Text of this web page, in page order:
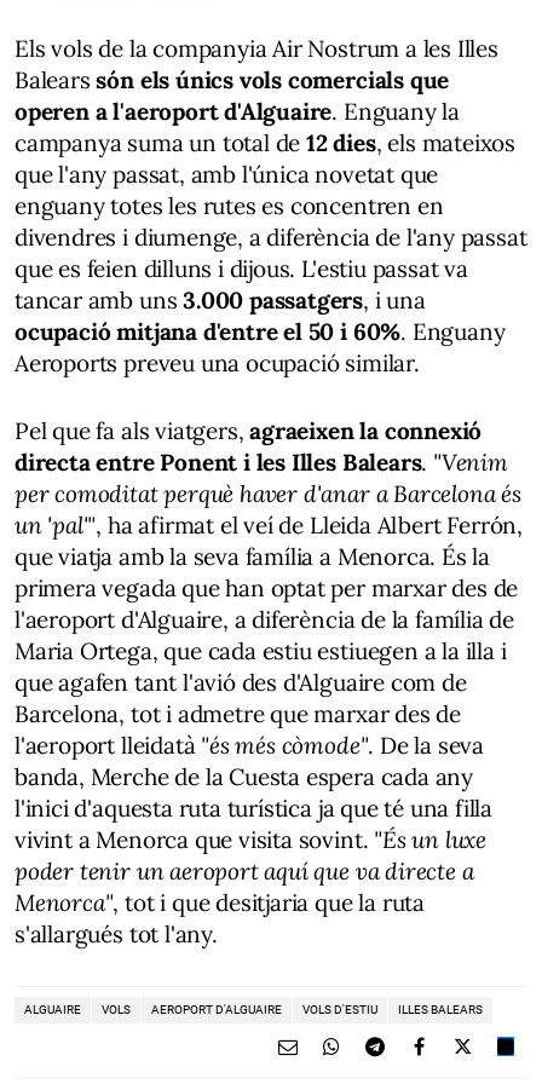
Els vols de la companyia Air Nostrum a les Illes
Balearssón els únics vols comercials que
operen a l'aeroport d'Alguaire. Enguany la
campanya suma un total de12 dies, els mateixos
que l'any passat, amb l'única novetat que
enguany totes les rutes es concentren en
divendres i diumenge, a diferència de l'any passat
que es feien dilluns i dijous. L'estiu passat va
tancar amb uns3.000 passatgers, i una
ocupació mitjana d'entre el 50 i 60%. Enguany
Aeroports preveu una ocupació similar.
Pel que fa als viatgers,agraeixen la connexió
directa entre Ponent i les Illes Balears. "Venim
per comoditat perquè haver d'anar a Barcelona és
un 'pal'", ha afirmat el veí de Lleida Albert Ferrón,
que viatja amb la seva família a Menorca. És la
primera vegada que han optat per marxar des de
l'aeroport d'Alguaire, a diferència de la família de
Maria Ortega, que cada estiu estiuegen a la illa i
que agafen tant l'avió des d'Alguaire com de
Barcelona, tot i admetre que marxar des de
l'aeroport lleidatà "és més còmode". De la seva
banda, Merche de la Cuesta espera cada any
l'inici d'aquesta ruta turística ja que té una filla
vivint a Menorca que visita sovint. "És un luxe
poder tenir un aeroport aquí que va directe a
Menorca", tot i que desitjaria que la ruta
s'allargués tot l'any.
ALGUAIRE VOLS AEROPORT D'ALGUAIRE VOLS D'ESTIU ILLES BALEARS